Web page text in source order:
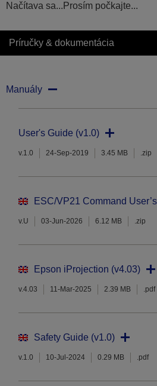
Načítava sa...Prosím počkajte...
Príručky & dokumentácia
Manuály
User's Guide (v1.0)
v.1.0 24-Sep-2019 3.45 MB .zip
ESC/VP21 Command
v.U 03-Jun-2026 6.12 MB .zip
Epson iProjection (v4.03)
v.4.03 11-Mar-2025 2.39 MB .pdf
Safety Guide (v1.0)
v.1.0 10-Jul-2024 0.29 MB .pdf